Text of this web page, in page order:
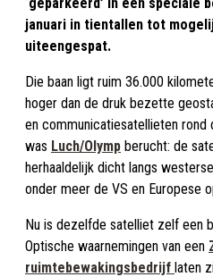
januari in tientallen tot
uiteengespat.
Die baan ligt ruim 36.000
hoger dan de druk bezette
en communicatiesatellieten rond
was Luch/Olymp berucht: de
herhaaldelijk dicht langs
onder meer de VS en Europese
Nu is dezelfde satelliet zelf een
Optische waarnemingen van een
ruimtebewakingsbedrijf laten